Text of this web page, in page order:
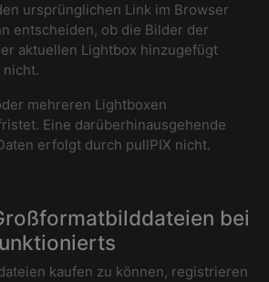
ursprünglichen Link im Browser
entscheiden, ob die Bilder der
aktuellen Lightbox hinzugefügt
mehreren Lightboxen
Eine darüberhinausgehende
erfolgt durch pullPIX nicht.
bei
kaufen zu können, registrieren